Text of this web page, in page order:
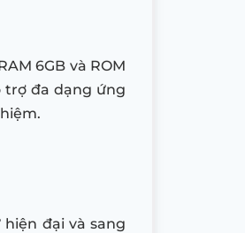
6GB và ROM
trợ đa dạng ứng
đại và sang